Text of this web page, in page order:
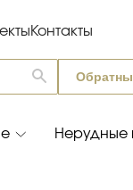
Контакты
Нерудные